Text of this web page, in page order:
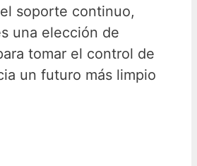
soporte continuo,
una elección de
tomar el control de
un futuro más limpio